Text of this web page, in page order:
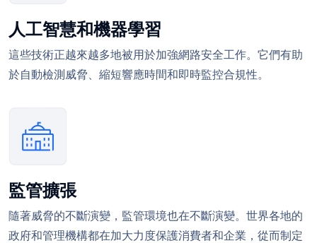
人工智慧和機器學習
這些技術正越來越多地被用於加強網路安全工作。它們有助
於自動檢測威脅、縮短響應時間和即時監控合規性。
監管擴張
隨著威脅的不斷演變，監管環境也在不斷演變。世界各地的
政府和管理機構都在加大力度保護消費者和企業，從而制定